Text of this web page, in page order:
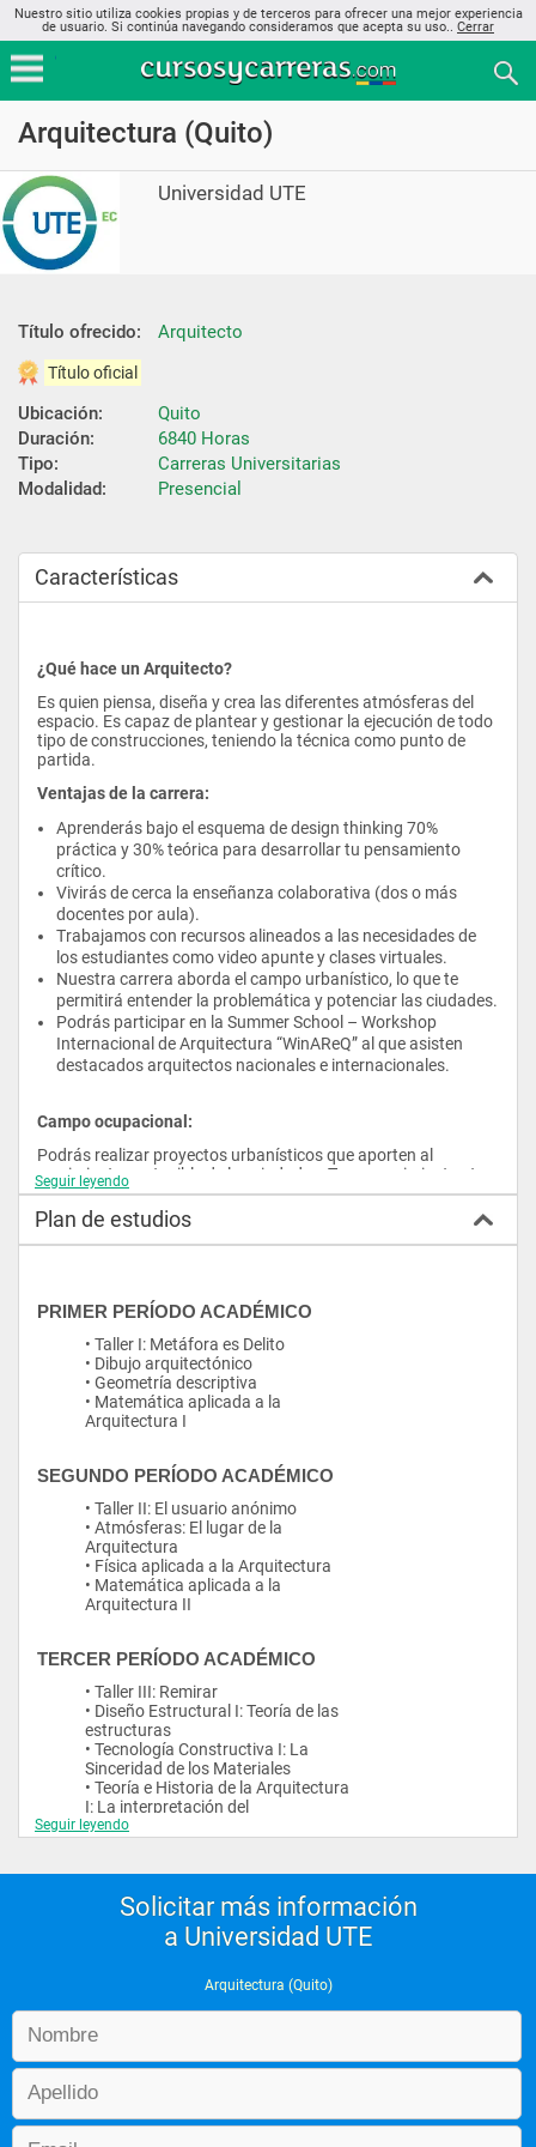
Nuestro sitio utiliza cookies propias y de terceros para ofrecer una mejor experiencia
de usuario. Si continúa navegando consideramos que acepta su uso.. Cerrar
Arquitectura (Quito)
Universidad UTE
Título ofrecido: Arquitecto
Título oficial
Ubicación:
Quito
Duración:
6840 Horas
Tipo:
Carreras Universitarias
Modalidad:
Presencial
Características
¿Qué hace un Arquitecto?
Es quien piensa, diseña y crea las diferentes atmósferas del
espacio. Es capaz de plantear y gestionar la ejecución de todo
tipo de construcciones, teniendo la técnica como punto de
partida.
Ventajas de la carrera:
Aprenderás bajo el esquema de design thinking 70%
práctica y 30% teórica para desarrollar tu pensamiento
crítico.
Vivirás de cerca la enseñanza colaborativa (dos o más
docentes por aula).
Trabajamos con recursos alineados a las necesidades de
los estudiantes como video apunte y clases virtuales.
Nuestra carrera aborda el campo urbanístico, lo que te
permitirá entender la problemática y potenciar las ciudades.
Podrás participar en la Summer School – Workshop
Internacional de Arquitectura “WinAReQ” al que asisten
destacados arquitectos nacionales e internacionales.
Campo ocupacional:
Podrás realizar proyectos urbanísticos que aporten al
crecimiento sostenible de las ciudades. Tus conocimientos te
permitirán asesorar y supervisar obras de construcción, así
como fiscalizar contratos arquitectónicos. Fomentamos el
emprendimiento como elemento clave para el Arquitecto, lo
que te permitirá ser tu propio jefe. Gracias a la visión
Seguir leyendo
Plan de estudios
PRIMER PERÍODO ACADÉMICO
• Taller I: Metáfora es Delito
• Dibujo arquitectónico
• Geometría descriptiva
• Matemática aplicada a la
Arquitectura I
SEGUNDO PERÍODO ACADÉMICO
• Taller II: El usuario anónimo
• Atmósferas: El lugar de la
Arquitectura
• Física aplicada a la Arquitectura
• Matemática aplicada a la
Arquitectura II
TERCER PERÍODO ACADÉMICO
• Taller III: Remirar
• Diseño Estructural I: Teoría de las
estructuras
• Tecnología Constructiva I: La
Sinceridad de los Materiales
• Teoría e Historia de la Arquitectura
I: La interpretación del
contemporáneo
CUARTO PERÍODO ACADÉMICO
• Taller IV: El espacio pensado
• Diseño Estructural II: Análisis
Tectónica y Estereotomía
• Teoría e Historia de la Arquitectura
II: El sosiego del pasado
QUINTO PERÍODO ACADÉMICO
• Taller V: La buena vida
Seguir leyendo
Solicitar más información
a Universidad UTE
Arquitectura (Quito)